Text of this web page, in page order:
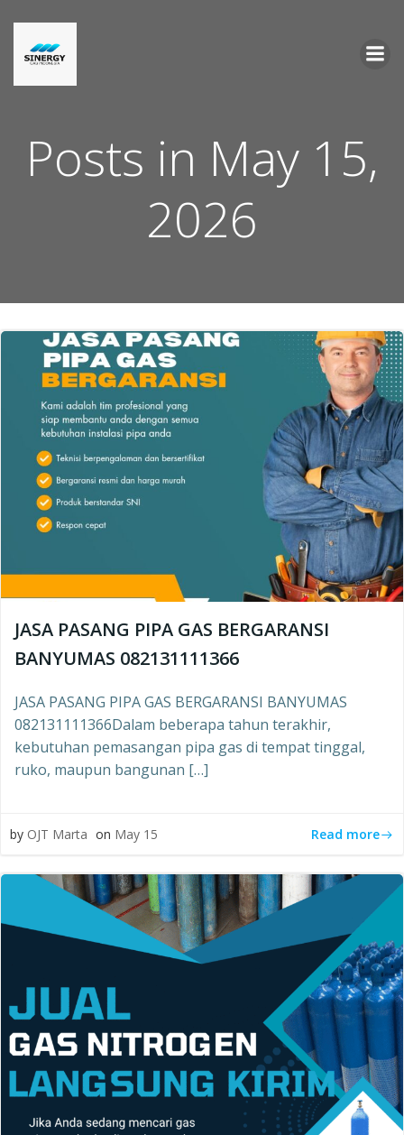
Posts in May 15,
2026
JASA PASANG PIPA GAS BERGARANSI
BANYUMAS 082131111366
JASA PASANG PIPA GAS BERGARANSI BANYUMAS
082131111366Dalam beberapa tahun terakhir,
kebutuhan pemasangan pipa gas di tempat tinggal,
ruko, maupun bangunan […]
by OJT Marta on May 15 Read more